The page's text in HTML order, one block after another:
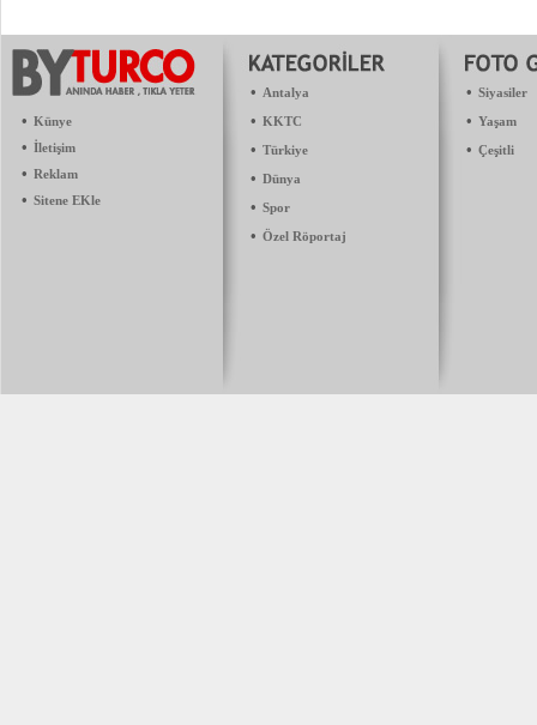
• Künye
• İletişim
• Reklam
• Sitene EKle
• Antalya
• KKTC
• Türkiye
• Dünya
• Spor
• Özel Röportaj
• Siyasiler
• Yaşam
• Çeşitli